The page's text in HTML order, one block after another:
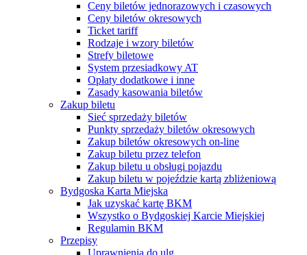
Ceny biletów jednorazowych i czasowych
Ceny biletów okresowych
Ticket tariff
Rodzaje i wzory biletów
Strefy biletowe
System przesiadkowy AT
Opłaty dodatkowe i inne
Zasady kasowania biletów
Zakup biletu
Sieć sprzedaży biletów
Punkty sprzedaży biletów okresowych
Zakup biletów okresowych on-line
Zakup biletu przez telefon
Zakup biletu u obsługi pojazdu
Zakup biletu w pojeździe kartą zbliżeniową
Bydgoska Karta Miejska
Jak uzyskać kartę BKM
Wszystko o Bydgoskiej Karcie Miejskiej
Regulamin BKM
Przepisy
Uprawnienia do ulg